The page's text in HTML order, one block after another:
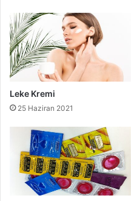
Leke Kremi
25 Haziran 2021